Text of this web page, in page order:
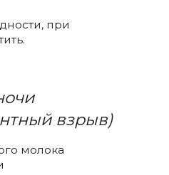
при
взрыв)
молока